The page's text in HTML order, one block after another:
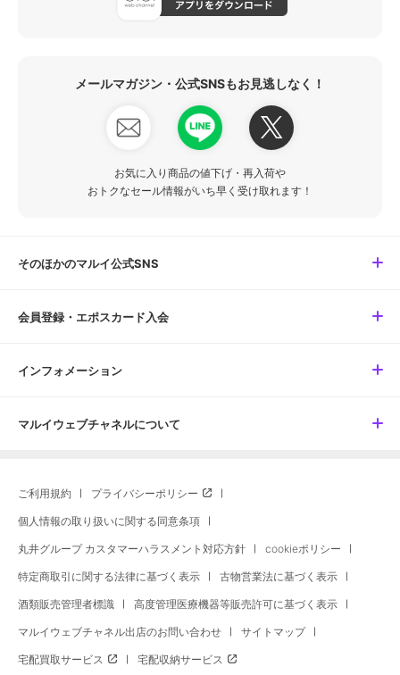
メールマガジン・公式SNSもお見逃しなく！
お気に入り商品の値下げ・再入荷や
おトクなセール情報がいち早く受け取れます！
そのほかのマルイ公式SNS
会員登録・エポスカード入会
インフォメーション
マルイウェブチャネルについて
ご利用規約 プライバシーポリシー
個人情報の取り扱いに関する同意条項
丸井グループ カスタマーハラスメント対応方針 cookieポリシー
特定商取引に関する法律に基づく表示 古物営業法に基づく表示
酒類販売管理者標識 高度管理医療機器等販売許可に基づく表示
マルイウェブチャネル出店のお問い合わせ サイトマップ
宅配買取サービス 宅配収納サービス